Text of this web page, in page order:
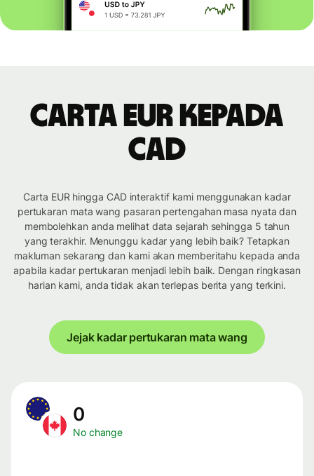
Carta EUR kepada
CAD
Carta EUR hingga CAD interaktif kami menggunakan kadar
pertukaran mata wang pasaran pertengahan masa nyata dan
membolehkan anda melihat data sejarah sehingga 5 tahun
yang terakhir. Menunggu kadar yang lebih baik? Tetapkan
makluman sekarang dan kami akan memberitahu kepada anda
apabila kadar pertukaran menjadi lebih baik. Dengan ringkasan
harian kami, anda tidak akan terlepas berita yang terkini.
Jejak kadar pertukaran mata wang
0
No change